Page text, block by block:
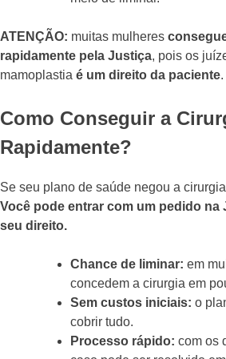
ATENÇÃO: muitas mulheres
rapidamente pela Justiça, pois os
mamoplastia é um direito da paciente.
Como Conseguir a
Rapidamente?
Se seu plano de saúde negou a
Você pode entrar com um pedido na
seu direito.
Chance de liminar: em
concedem a cirurgia em
Sem custos iniciais: o
cobrir tudo.
Processo rápido: com os